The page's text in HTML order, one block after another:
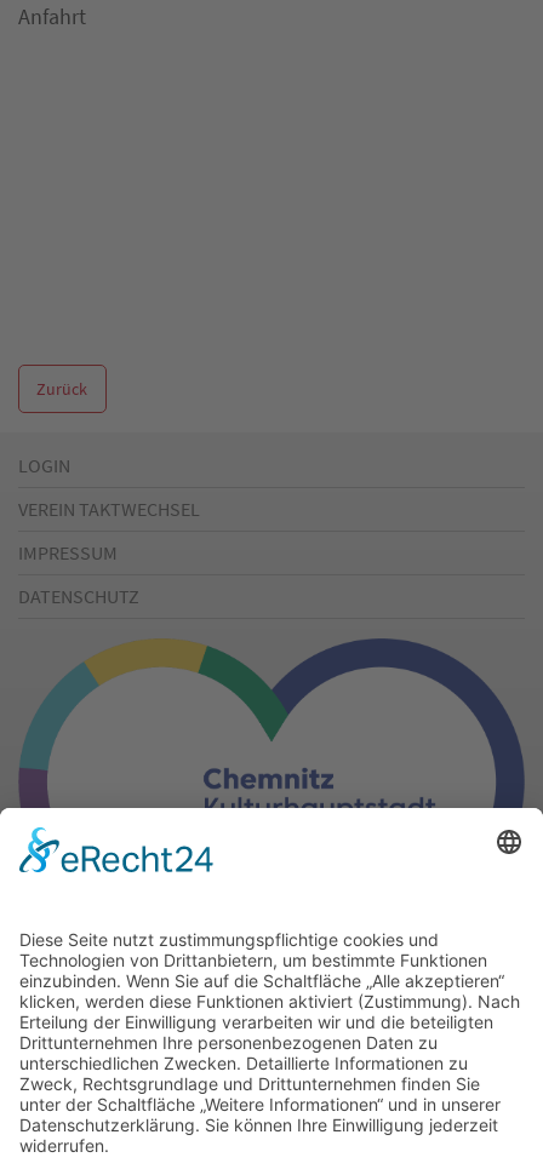
Anfahrt
Zurück
LOGIN
VEREIN TAKTWECHSEL
IMPRESSUM
DATENSCHUTZ
Gern können Sie unsere Arbeit
mit einer Spende unterstützen.